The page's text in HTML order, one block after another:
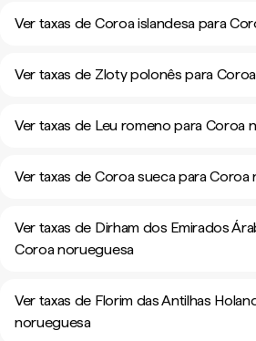
Ver taxas de Coroa islandesa para
Ver taxas de Zloty polonês para
Ver taxas de Leu romeno para Coroa
Ver taxas de Coroa sueca para Coroa
Ver taxas de Dirham dos Emirados
Coroa norueguesa
Ver taxas de Florim das Antilhas
norueguesa